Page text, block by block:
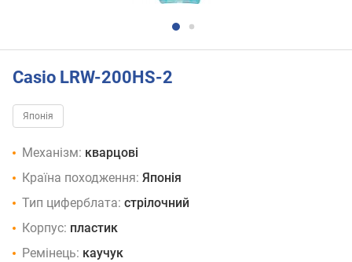
Casio LRW-200HS-2
Японія
Механізм: кварцові
Країна походження: Японія
Тип циферблата: стрілочний
Корпус: пластик
Ремінець: каучук